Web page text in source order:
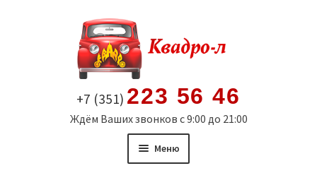
содержимому
+7 (351) 223 56 46
Ждём Ваших звонков с 9:00 до 21:00
Меню